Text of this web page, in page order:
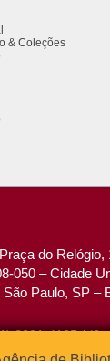
& Coleções
do Relógio,
050 – Cidade
São Paulo, SP –
3091-4195 /
Fax: (0xx11)